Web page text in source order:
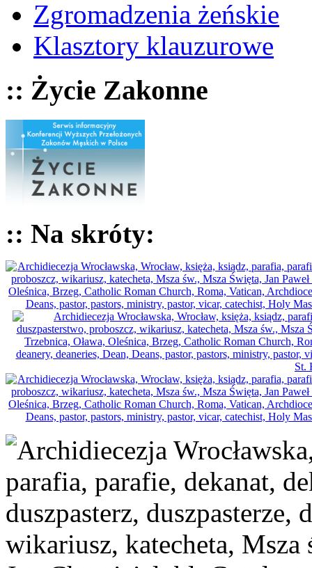
Zgromadzenia żeńskie
Klasztory klauzurowe
:: Życie Zakonne
:: Na skróty: